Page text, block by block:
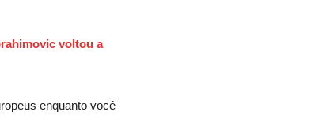
voltou a
enquanto você